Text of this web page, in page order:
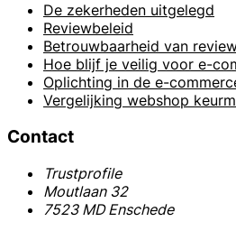
De zekerheden uitgelegd
Reviewbeleid
Betrouwbaarheid van
Hoe blijf je veilig voor e-
Oplichting in de e-
Vergelijking webshop
Contact
Trustprofile
Moutlaan 32
7523 MD Enschede